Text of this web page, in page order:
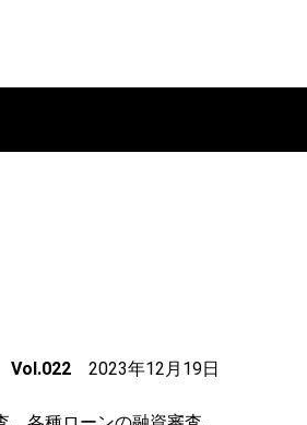
Vol.022 2023年12月19日